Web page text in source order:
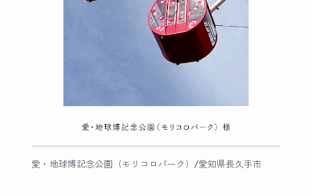
愛・地球博記念公園（モリコロパーク）/愛知県長久手市